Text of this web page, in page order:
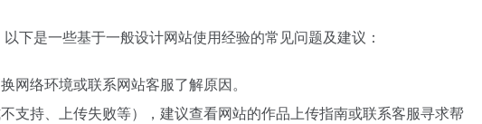
下是一些基于一般设计网站使用经验的常见问题及建议：
网络环境或联系网站客服了解原因。
支持、上传失败等），建议查看网站的作品上传指南或联系客服寻求帮